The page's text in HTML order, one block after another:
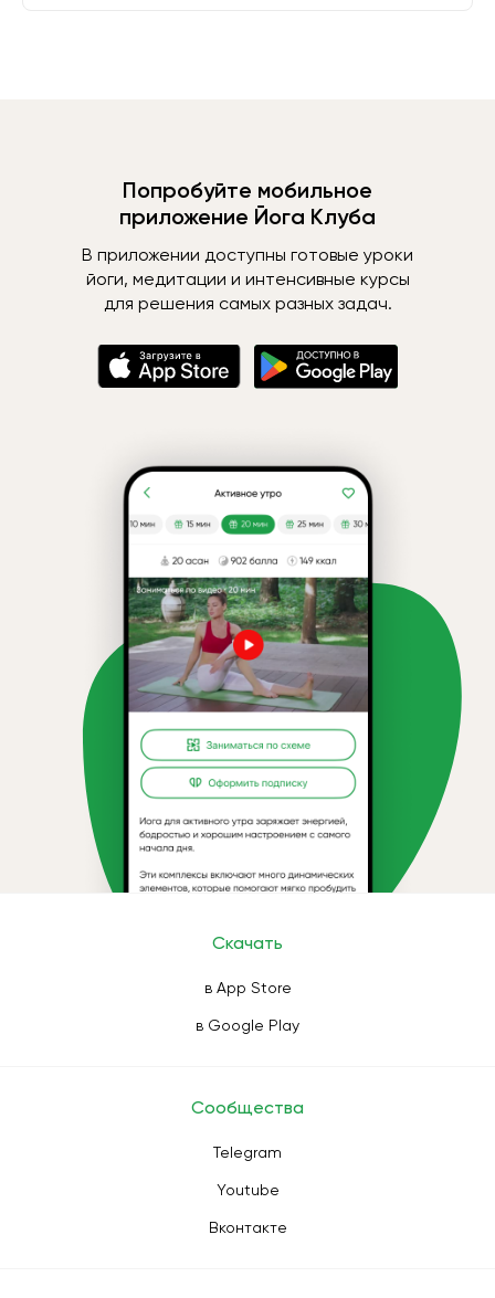
Попробуйте мобильное
приложение Йога Клуба
В приложении доступны готовые уроки
йоги, медитации и интенсивные курсы
для решения самых разных задач.
Скачать
в App Store
в Google Play
Сообщества
Telegram
Youtube
Вконтакте